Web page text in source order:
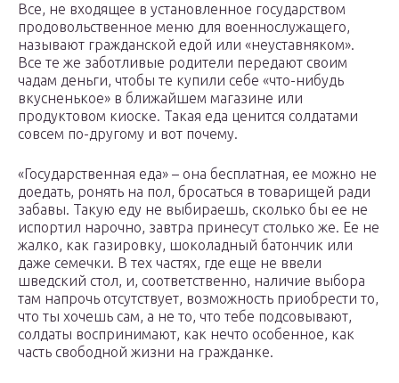
Все, не входящее в установленное государством
продовольственное меню для военнослужащего,
называют гражданской едой или «неуставняком».
Все те же заботливые родители передают своим
чадам деньги, чтобы те купили себе «что-нибудь
вкусненькое» в ближайшем магазине или
продуктовом киоске. Такая еда ценится солдатами
совсем по-другому и вот почему.
«Государственная еда» – она бесплатная, ее можно не
доедать, ронять на пол, бросаться в товарищей ради
забавы. Такую еду не выбираешь, сколько бы ее не
испортил нарочно, завтра принесут столько же. Ее не
жалко, как газировку, шоколадный батончик или
даже семечки. В тех частях, где еще не ввели
шведский стол, и, соответственно, наличие выбора
там напрочь отсутствует, возможность приобрести то,
что ты хочешь сам, а не то, что тебе подсовывают,
солдаты воспринимают, как нечто особенное, как
часть свободной жизни на гражданке.